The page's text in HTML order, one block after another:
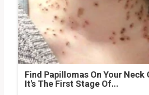
Find Papillomas On Your Neck
It's The First Stage Of...